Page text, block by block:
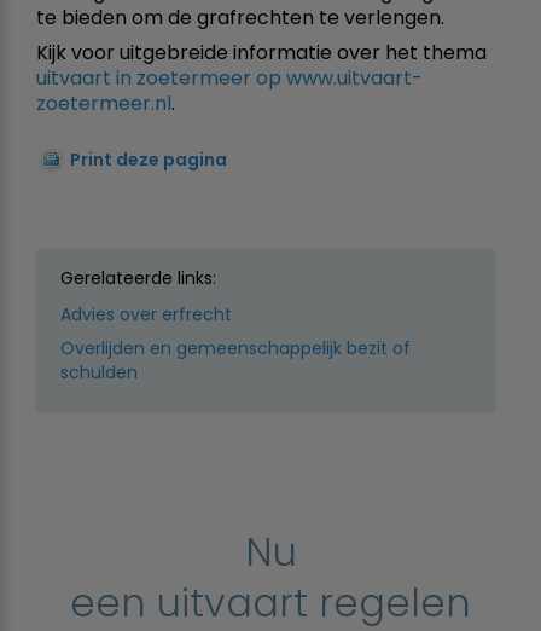
te bieden om de grafrechten te verlengen.
Kijk voor uitgebreide informatie over het thema
uitvaart in zoetermeer op www.uitvaart-
zoetermeer.nl.
Print deze pagina
Gerelateerde links:
Advies over erfrecht
Overlijden en gemeenschappelijk bezit of
schulden
Nu
een uitvaart regelen